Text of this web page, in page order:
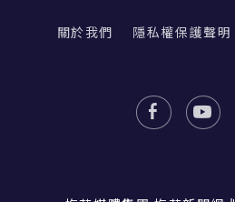
關於我們 隱私權保護聲明